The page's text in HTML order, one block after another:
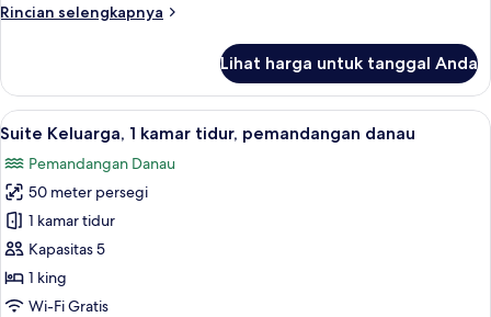
Tidur
Rincian selengkapnya
Rincian
Kamar
Double
Basic,
Tempat
Tidur
Double
Lihat harga untuk tanggal Anda
Lihat
semua
foto
untuk
Suite
Keluarga,
1
kamar
Suite Keluarga, 1 kamar tidur,
6
Suite Keluarga, 1 kamar tidur, pemandangan danau
Pemandangan Danau
50 meter persegi
1 kamar tidur
Kapasitas 5
1 king
Wi-Fi Gratis